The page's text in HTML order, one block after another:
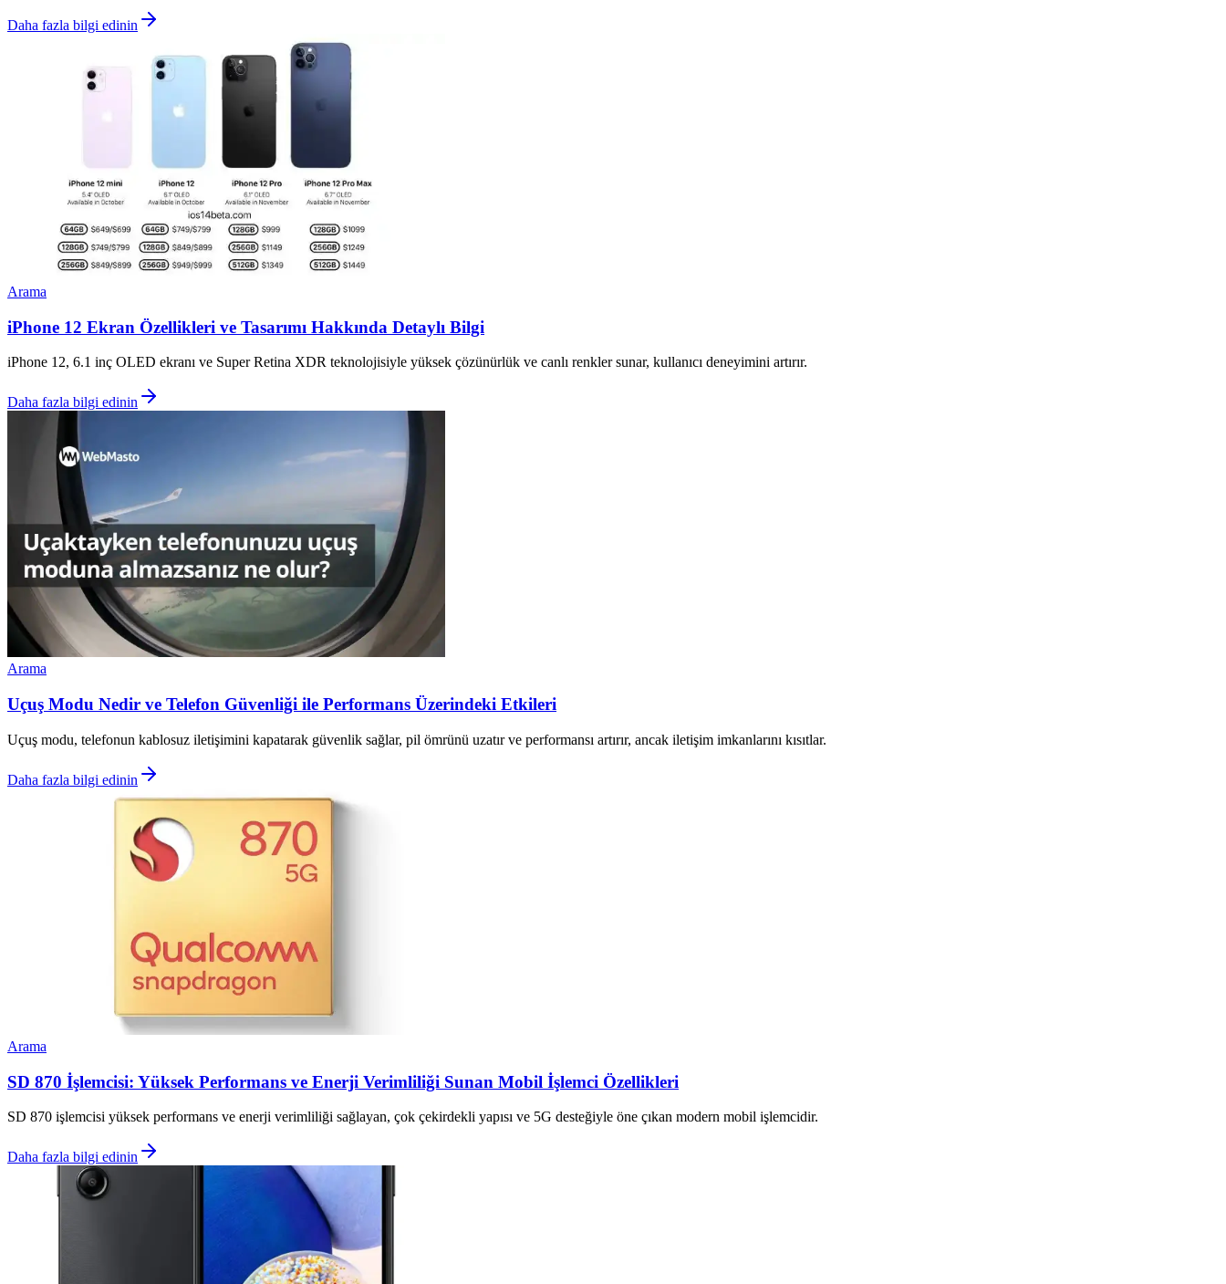
Daha fazla bilgi edinin
Arama
iPhone 12 Ekran Özellikleri ve Tasarımı Hakkında Detaylı Bilgi
iPhone 12, 6.1 inç OLED ekranı ve Super Retina XDR teknolojisiyle yüksek çözünürlük ve canlı renkler sunar, kullanıcı deneyimini artırır.
Daha fazla bilgi edinin
Arama
Uçuş Modu Nedir ve Telefon Güvenliği ile Performans Üzerindeki Etkileri
Uçuş modu, telefonun kablosuz iletişimini kapatarak güvenlik sağlar, pil ömrünü uzatır ve performansı artırır, ancak iletişim imkanlarını kısıtlar.
Daha fazla bilgi edinin
Arama
SD 870 İşlemcisi: Yüksek Performans ve Enerji Verimliliği Sunan Mobil İşlemci Özellikleri
SD 870 işlemcisi yüksek performans ve enerji verimliliği sağlayan, çok çekirdekli yapısı ve 5G desteğiyle öne çıkan modern mobil işlemcidir.
Daha fazla bilgi edinin